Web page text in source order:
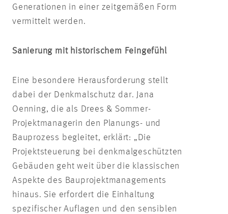
Generationen in einer zeitgemäßen Form
vermittelt werden.
Sanierung mit historischem Feingefühl
Eine besondere Herausforderung stellt
dabei der Denkmalschutz dar. Jana
Oenning, die als Drees & Sommer-
Projektmanagerin den Planungs- und
Bauprozess begleitet, erklärt: „Die
Projektsteuerung bei denkmalgeschützten
Gebäuden geht weit über die klassischen
Aspekte des Bauprojektmanagements
hinaus. Sie erfordert die Einhaltung
spezifischer Auflagen und den sensiblen